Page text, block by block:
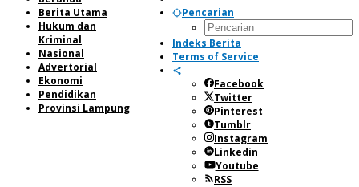
Pencarian
Indeks Berita
Terms of Service
Facebook
Twitter
Pinterest
Tumblr
Instagram
Linkedin
Youtube
RSS
Berita Utama
Hukum dan
Kriminal
Nasional
Advertorial
Ekonomi
Pendidikan
Provinsi Lampung